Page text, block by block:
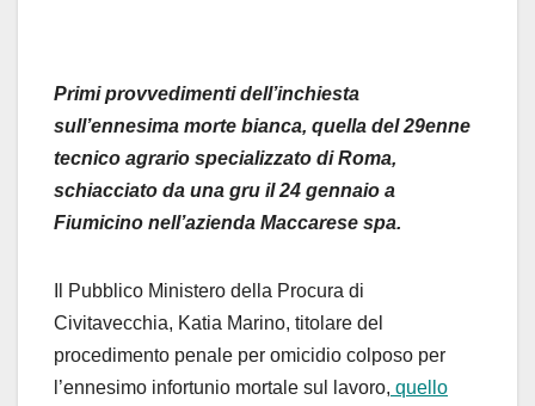
Primiprovvedimentidell’inchiesta
sull’ennesima morte bianca, quella del 29enne
tecnico agrario specializzato diRoma,
schiacciato da una gru il 24 gennaio a
Fiumicino nell’azienda Maccarese spa.
Pubbl ico Ministero della Procura di
Civitavecchia, Katia Marino, titolare del
procedimento penale per omicidio colposo per
’ennesimo infortunio mortale sul lavoro, quello